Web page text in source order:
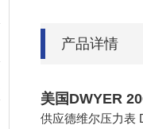
产品详情
美国DWYER
供应德维尔压力表